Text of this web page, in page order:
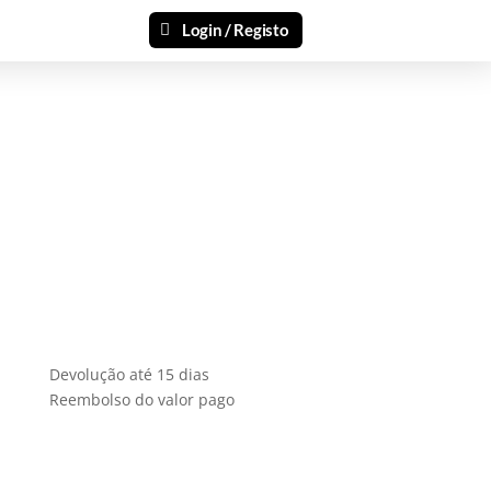
Login / Registo
Devolução até 15 dias
Reembolso do valor pago